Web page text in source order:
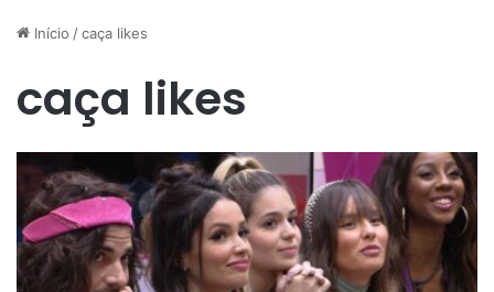
Início /caça likes
caça likes